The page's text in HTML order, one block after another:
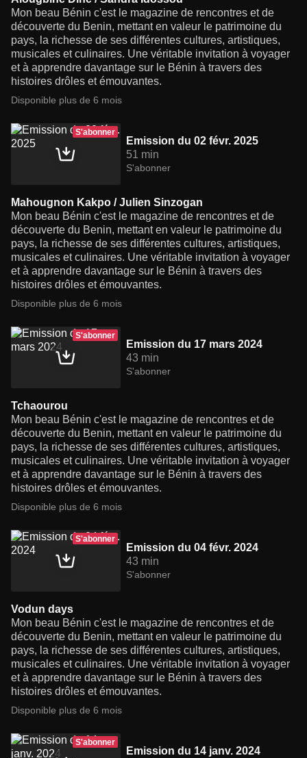
Mon beau Bénin c'est le magazine de rencontres et de
découverte du Benin, mettant en valeur le patrimoine du
pays, la richesse de ses différentes cultures, artistiques,
musicales et culinaires. Une véritable invitation à voyager
et à apprendre davantage sur le Bénin à travers des
histoires drôles et émouvantes.
Disponible plus de 6 mois
S'abonner
Emission du 02 févr. 2025
51 min
S'abonner
Mahougnon Kakpo / Julien Sinzogan
Mon beau Bénin c'est le magazine de rencontres et de
découverte du Benin, mettant en valeur le patrimoine du
pays, la richesse de ses différentes cultures, artistiques,
musicales et culinaires. Une véritable invitation à voyager
et à apprendre davantage sur le Bénin à travers des
histoires drôles et émouvantes.
Disponible plus de 6 mois
S'abonner
Emission du 17 mars 2024
43 min
S'abonner
Tchaourou
Mon beau Bénin c'est le magazine de rencontres et de
découverte du Benin, mettant en valeur le patrimoine du
pays, la richesse de ses différentes cultures, artistiques,
musicales et culinaires. Une véritable invitation à voyager
et à apprendre davantage sur le Bénin à travers des
histoires drôles et émouvantes.
Disponible plus de 6 mois
S'abonner
Emission du 04 févr. 2024
43 min
S'abonner
Vodun days
Mon beau Bénin c'est le magazine de rencontres et de
découverte du Benin, mettant en valeur le patrimoine du
pays, la richesse de ses différentes cultures, artistiques,
musicales et culinaires. Une véritable invitation à voyager
et à apprendre davantage sur le Bénin à travers des
histoires drôles et émouvantes.
Disponible plus de 6 mois
S'abonner
Emission du 14 janv. 2024